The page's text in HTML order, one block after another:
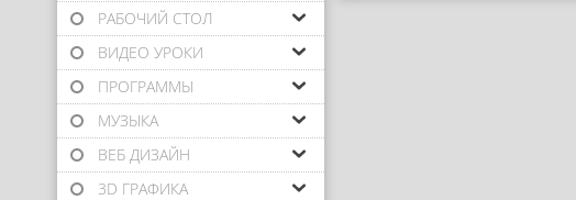
РАБОЧИЙ СТОЛ
ВИДЕО УРОКИ
ПРОГРАММЫ
МУЗЫКА
ВЕБ ДИЗАЙН
3D ГРАФИКА